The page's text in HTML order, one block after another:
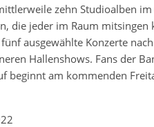
zehn Studioalben
die jeder im Raum
ausgewählte Konzerte
Hallenshows. Fans der
beginnt am kommenden